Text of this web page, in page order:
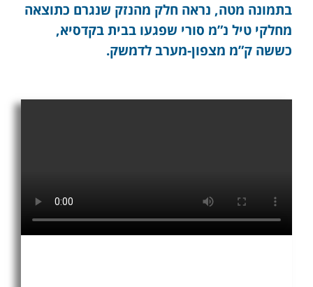
בתמונה מטה, נראה חלק מהנזק שנגרם כתוצאה
מחלקי טיל נ”מ סורי שפגעו בבית בקדסיא,
כששה ק”מ מצפון-מערב לדמשק.